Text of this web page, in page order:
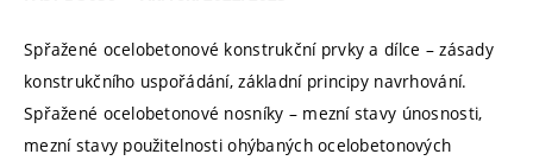
Spřažené ocelobetonové konstrukční prvky a dílce – zásady
konstrukčního uspořádání, základní principy navrhování.
Spřažené ocelobetonové nosníky – mezní stavy únosnosti,
mezní stavy použitelnosti ohýbaných ocelobetonových